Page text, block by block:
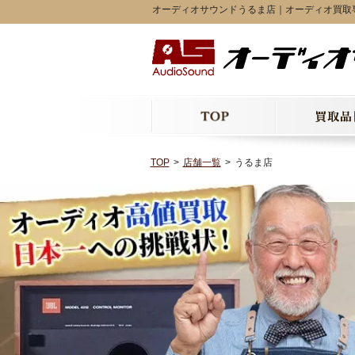
オーディオサウンドうるま店｜オーディオ買取
TOP 店舗一覧 うるま店